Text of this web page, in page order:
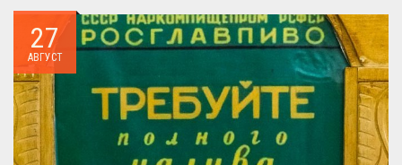
27
АВГУСТ